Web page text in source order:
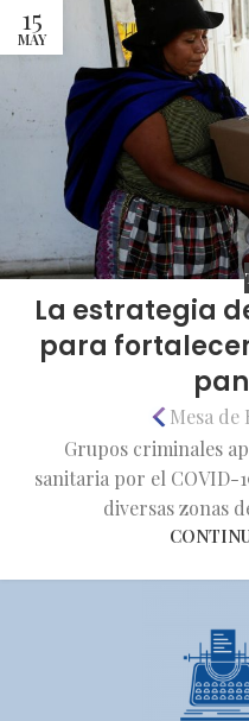
15
MAY
La estrategia
para
Mesa de
Grupos criminales
sanitaria por el COVID-
diversas zonas